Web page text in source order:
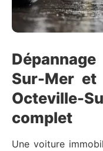
Sur-Mer et
Octeville-
complet
Une voiture